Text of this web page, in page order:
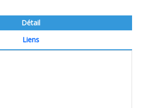
Détail
Liens